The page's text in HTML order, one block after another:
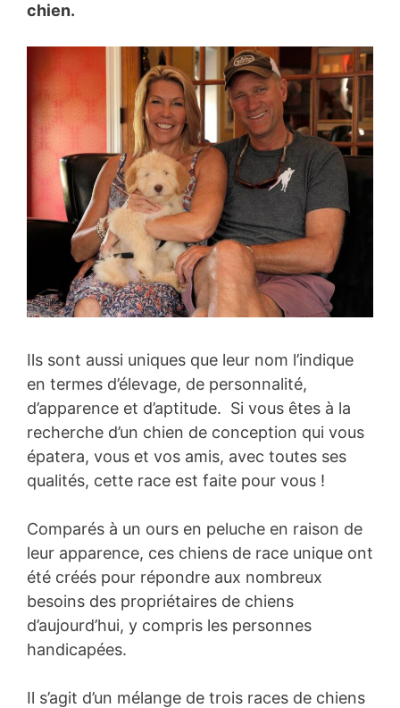
chien.
Ils sont aussi uniques que leur nom l’indique
en termes d’élevage, de personnalité,
d’apparence et d’aptitude. Si vous êtes à la
recherche d’un chien de conception qui vous
épatera, vous et vos amis, avec toutes ses
qualités, cette race est faite pour vous !
Comparés à un ours en peluche en raison de
leur apparence, ces chiens de race unique ont
été créés pour répondre aux nombreux
besoins des propriétaires de chiens
d’aujourd’hui, y compris les personnes
handicapées.
Il s’agit d’un mélange de trois races de chiens